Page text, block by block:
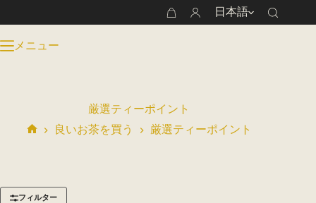
ン
シ
カ
ー
ト
日本語
メニュー
厳選ティーポイント
良いお茶を買う 厳選ティーポイント
フィルター